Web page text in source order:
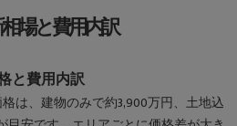
場と費用内訳
と費用内訳
は、建物のみで約3,900万円、土地込